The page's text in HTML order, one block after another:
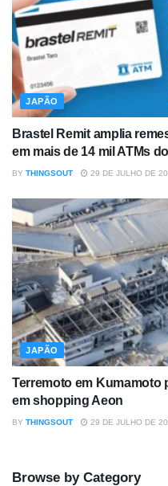
JAPÃO
Brastel Remit amplia
em mais de 14 mil ATMs
BY THINGSOUT 29 DE JULHO DE
JAPÃO
Terremoto em Kumamoto
em shopping Aeon
BY THINGSOUT 29 DE JULHO DE
Browse by Category